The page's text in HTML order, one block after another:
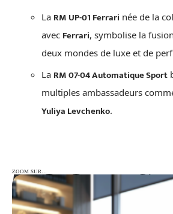
La RM UP-01 Ferrari née de la
avec Ferrari, symbolise la
deux mondes de luxe et de
La RM 07-04 Automatique Sport
multiples ambassadeurs
Yuliya Levchenko.
ZOOM
ZOOM SUR…